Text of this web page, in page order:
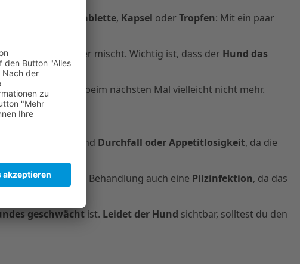
Tablette, Kapsel oder Tropfen: Mit ein paar
man unters Futter mischt. Wichtig ist, dass der Hund das
wirkt beim nächsten Mal vielleicht nicht mehr.
häufig sind Durchfall oder Appetitlosigkeit, da die
begünstigt die Behandlung auch eine Pilzinfektion, da das
geschwächt ist. Leidet der Hund sichtbar, solltest du den